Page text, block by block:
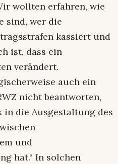
wollten erfahren, wie
sind, wer die
kassiert und
ist, dass ein
verändert.
auch ein
nicht beantworten,
in die Ausgestaltung des
und
hat.“ In solchen